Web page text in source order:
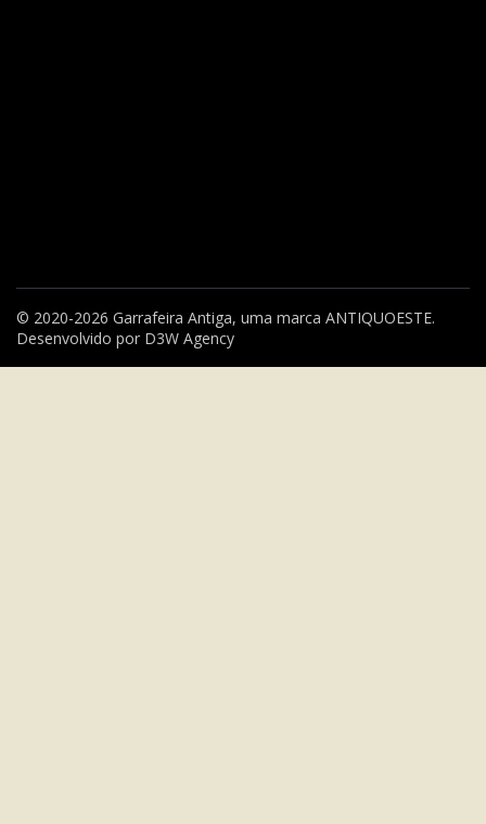
© 2020-2026 Garrafeira Antiga, uma marca ANTIQUOESTE.
Desenvolvido por D3W Agency